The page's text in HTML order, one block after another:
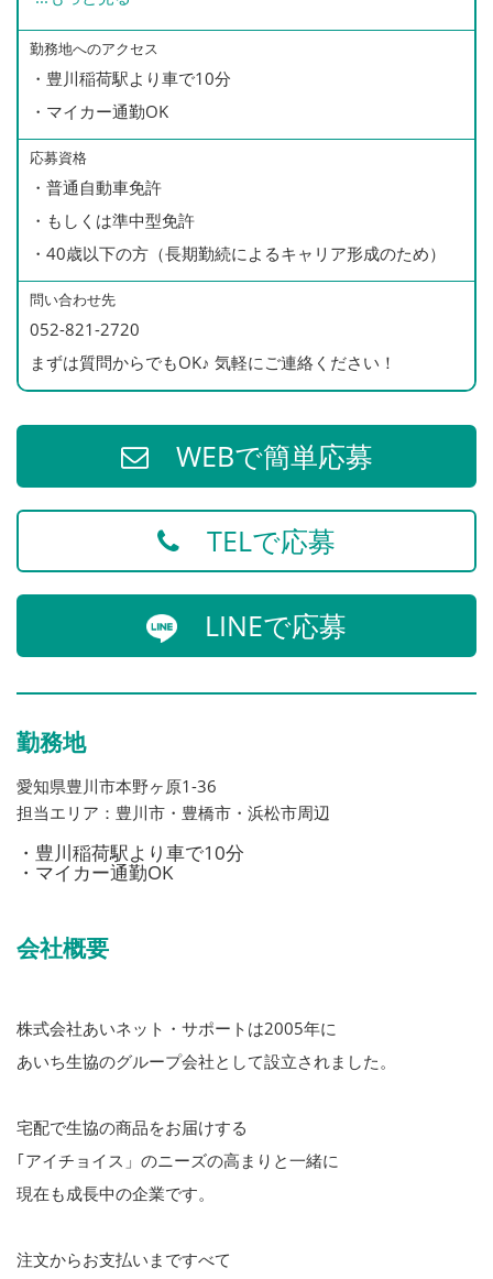
310万円／23歳・入社1年（ドライバー）
・残業手当（全額支給）
・家族手当(配偶者:月1万円/子1人:月5000円)
・無事故手当
※月3000円/無事故継続2年以上月5000円/5年以上月
8000円 等
・役職手当
・選任手当（運行管理者、整備管理者に支給）
・財形貯蓄制度
・退職金制度
・見舞金、慶弔金、結婚・出産祝い金等
・制服貸与、携帯貸与
・健康診断（全額会社負担）
・資格取得支援制度
※会社負担で準中型免許を取得可能（社内規定あり）
勤務地へのアクセス
・豊川稲荷駅より車で10分
・マイカー通勤OK
応募資格
・普通自動車免許
・もしくは準中型免許
・40歳以下の方（長期勤続によるキャリア形成のため）
問い合わせ先
052-821-2720
まずは質問からでもOK♪ 気軽にご連絡ください！
WEBで簡単応募
TELで応募
LINEで応募
勤務地
愛知県豊川市本野ヶ原1-36
担当エリア：豊川市・豊橋市・浜松市周辺
・豊川稲荷駅より車で10分
・マイカー通勤OK
会社概要
株式会社あいネット・サポートは2005年に
あいち生協のグループ会社として設立されました。
宅配で生協の商品をお届けする
｢アイチョイス」のニーズの高まりと一緒に
現在も成長中の企業です。
注文からお支払いまですべて